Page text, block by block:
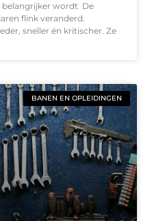
belangrijker wordt De
flink veranderd.
sneller én kritischer. Ze
BANEN EN OPLEIDINGEN